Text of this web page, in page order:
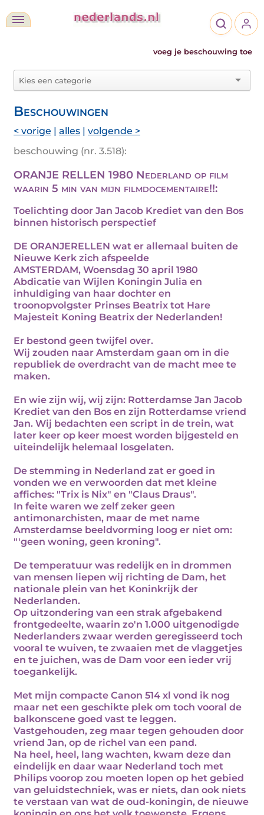
voeg je beschouwing toe
Beschouwingen
< vorige | alles | volgende >
beschouwing (nr. 3.518):
ORANJE RELLEN 1980 Nederland op film
waarin 5 min van mijn filmdocementaire!!:
Toelichting door Jan Jacob Krediet van den Bos
binnen historisch perspectief
DE ORANJERELLEN wat er allemaal buiten de
Nieuwe Kerk zich afspeelde
AMSTERDAM, Woensdag 30 april 1980
Abdicatie van Wijlen Koningin Julia en
inhuldiging van haar dochter en
troonopvolgster Prinses Beatrix tot Hare
Majesteit Koning Beatrix der Nederlanden!
Er bestond geen twijfel over.
Wij zouden naar Amsterdam gaan om in die
republiek de overdracht van de macht mee te
maken.
En wie zijn wij, wij zijn: Rotterdamse Jan Jacob
Krediet van den Bos en zijn Rotterdamse vriend
Jan. Wij bedachten een script in de trein, wat
later keer op keer moest worden bijgesteld en
uiteindelijk helemaal losgelaten.
De stemming in Nederland zat er goed in
vonden we en verwoorden dat met kleine
affiches: "Trix is Nix" en "Claus Draus".
In feite waren we zelf zeker geen
antimonarchisten, maar de met name
Amsterdamse beeldvorming loog er niet om:
"'geen woning, geen kroning".
De temperatuur was redelijk en in drommen
van mensen liepen wij richting de Dam, het
nationale plein van het Koninkrijk der
Nederlanden.
Op uitzondering van een strak afgebakend
frontgedeelte, waarin zo'n 1.000 uitgenodigde
Nederlanders zwaar werden geregisseerd toch
vooral te wuiven, te zwaaien met de vlaggetjes
en te juichen, was de Dam voor een ieder vrij
toegankelijk.
Met mijn compacte Canon 514 xl vond ik nog
maar net een geschikte plek om toch vooral de
balkonscene goed vast te leggen.
Vastgehouden, zeg maar tegen gehouden door
vriend Jan, op de richel van een pand.
Na heel, heel, lang wachten, kwam deze dan
eindelijk en daar waar Nederland toch met
Philips voorop zou moeten lopen op het gebied
van geluidstechniek, was er niets, dan ook niets
te verstaan van wat de oud-koningin, de nieuwe